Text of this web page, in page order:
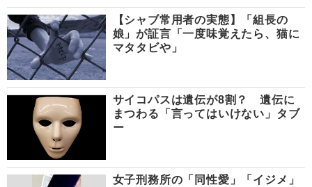
【シャブ常用者の実態】「組長の
娘」が証言「一度味覚えたら、猫に
マタタビや」
サイコパスは遺伝が8割？ 遺伝に
まつわる「言ってはいけない」タブ
ー
女子刑務所の「同性愛」「イジメ」